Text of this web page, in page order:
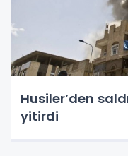
Husiler’den
yitirdi